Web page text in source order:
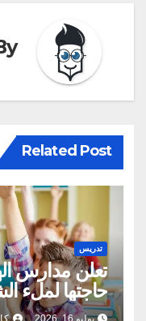
Related Post
تدريس
تعلن مدارس
حاجتها لملء
يوليو 16, 2026